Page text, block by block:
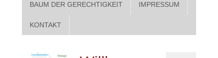
BAUM DER GERECHTIGKEIT IMPRESSUM
KONTAKT